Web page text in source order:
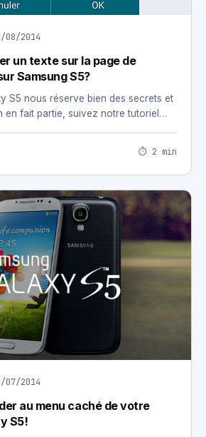
08/2014
un texte sur la page de
Samsung S5?
S5 nous réserve bien des secrets et
en fait partie, suivez notre tutoriel…
⏱ 2 min
07/2014
au menu caché de votre
S5!